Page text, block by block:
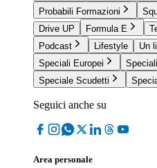
Probabili Formazioni
Drive UP
Formula E
Podcast
Lifestyle
Un
Speciali Europei
Speciale Scudetti
Seguici anche su
Area personale